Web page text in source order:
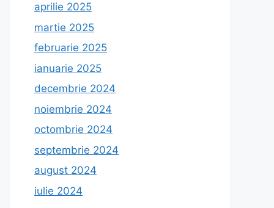
aprilie 2025
martie 2025
februarie 2025
ianuarie 2025
decembrie 2024
noiembrie 2024
octombrie 2024
septembrie 2024
august 2024
iulie 2024